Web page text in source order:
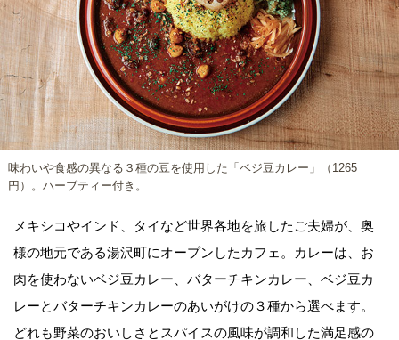
味わいや食感の異なる３種の豆を使用した「ベジ豆カレー」（1265
円）。ハーブティー付き。
メキシコやインド、タイなど世界各地を旅したご夫婦が、奥
様の地元である湯沢町にオープンしたカフェ。カレーは、お
肉を使わないベジ豆カレー、バターチキンカレー、ベジ豆カ
レーとバターチキンカレーのあいがけの３種から選べます。
どれも野菜のおいしさとスパイスの風味が調和した満足感の